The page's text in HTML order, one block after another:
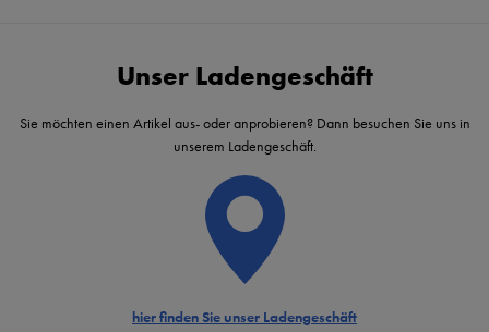
Unser Ladengeschäft
Sie möchten einen Artikel aus- oder anprobieren? Dann besuchen Sie uns in
unserem Ladengeschäft.
hier finden Sie unser Ladengeschäft